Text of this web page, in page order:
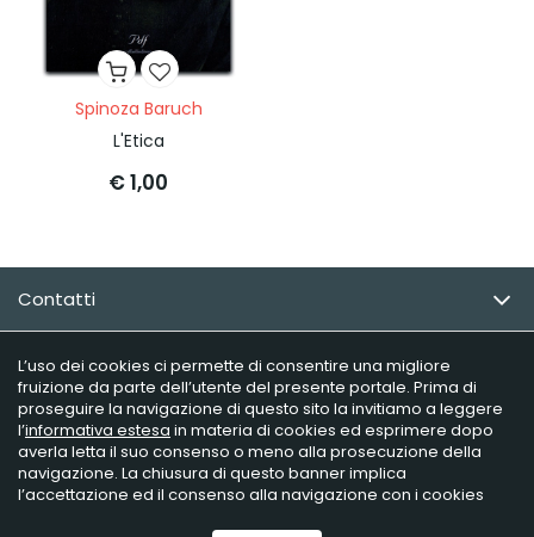
Spinoza Baruch
L'Etica
€ 1,00
Contatti
Email Newsletter
Info utili
Raffaelli Editore - P.iva 02181230406
L’uso dei cookies ci permette di consentire una migliore
fruizione da parte dell’utente del presente portale. Prima di
proseguire la navigazione di questo sito la invitiamo a leggere
l’informativa estesa in materia di cookies ed esprimere dopo
averla letta il suo consenso o meno alla prosecuzione della
navigazione. La chiusura di questo banner implica
l’accettazione ed il consenso alla navigazione con i cookies